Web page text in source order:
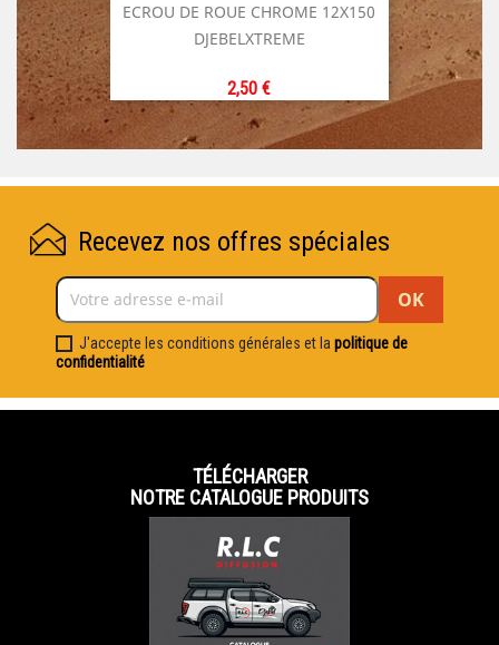
ECROU DE ROUE CHROME 12X150
DJEBELXTREME
Prix
2,50 €
Recevez nos offres spéciales
J'accepte les conditions générales et la politique de
confidentialité
TÉLÉCHARGER
NOTRE CATALOGUE PRODUITS